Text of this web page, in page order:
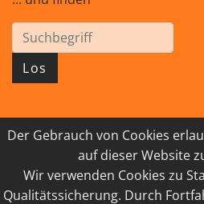
Der Gebrauch von Cookies
auf dieser Website
Wir verwenden Cookies zu
Qualitätssicherung. Durch
Los
© 2026 GEISTreich -
IMPRESSUM